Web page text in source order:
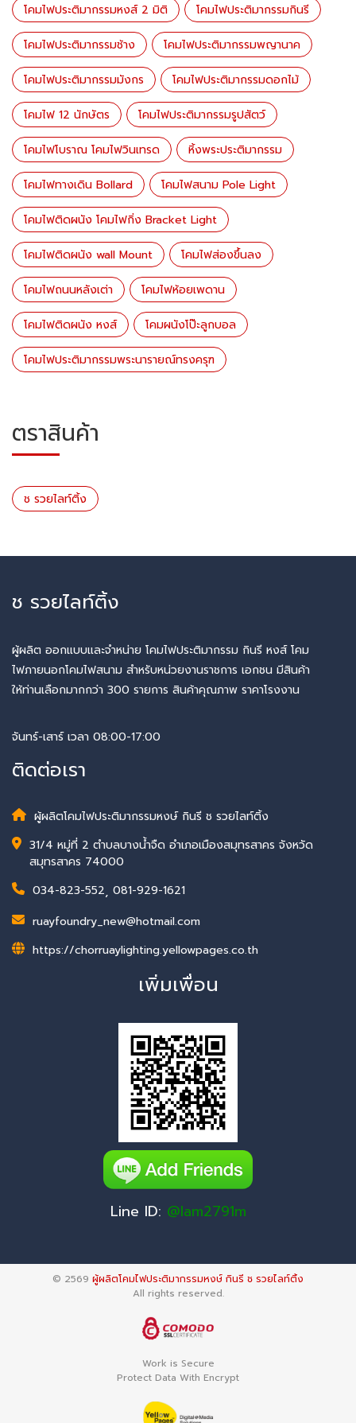
โคมไฟประติมากรรมหงส์ 2 มิติ โคมไฟประติมากรรมกินรี
โคมไฟประติมากรรมช้าง โคมไฟประติมากรรมพญานาค
โคมไฟประติมากรรมมังกร โคมไฟประติมากรรมดอกไม้
โคมไฟ 12 นักษัตร โคมไฟประติมากรรมรูปสัตว์
โคมไฟโบราณ โคมไฟวินเทรด หิ้งพระประติมากรรม
โคมไฟทางเดิน Bollard โคมไฟสนาม Pole Light
โคมไฟติดผนัง โคมไฟกิ่ง Bracket Light
โคมไฟติดผนัง wall Mount โคมไฟส่องขึ้นลง
โคมไฟถนนหลังเต่า โคมไฟห้อยเพดาน
โคมไฟติดผนัง หงส์ โคมผนังโป๊ะลูกบอล
โคมไฟประติมากรรมพระนารายณ์ทรงครุฑ
ตราสินค้า
ช รวยไลท์ติ้ง
ช รวยไลท์ติ้ง
ผู้ผลิต ออกแบบและจำหน่าย โคมไฟประติมากรรม กินรี หงส์ โคม
ไฟภายนอกโคมไฟสนาม สำหรับหน่วยงานราชการ เอกชน มีสินค้า
ให้ท่านเลือกมากกว่า 300 รายการ สินค้าคุณภาพ ราคาโรงงาน
จันทร์-เสาร์ เวลา 08:00-17:00
ติดต่อเรา
ผู้ผลิตโคมไฟประติมากรรมหงษ์ กินรี ช รวยไลท์ติ้ง
31/4 หมู่ที่ 2 ตำบลบางน้ำจืด อำเภอเมืองสมุทรสาคร จังหวัด
สมุทรสาคร 74000
034-823-552, 081-929-1621
ruayfoundry_new@hotmail.com
https://chorruaylighting.yellowpages.co.th
เพิ่มเพื่อน
Line ID: @lam2791m
© 2569 ผู้ผลิตโคมไฟประติมากรรมหงษ์ กินรี ช รวยไลท์ติ้ง
All rights reserved.
Work is Secure
Protect Data With Encrypt